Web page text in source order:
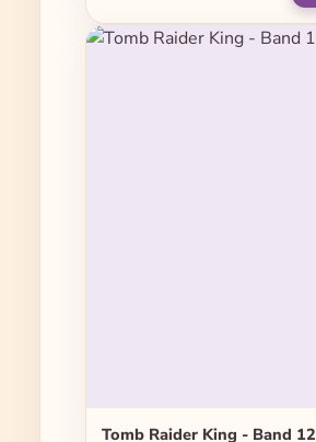
Tomb Raider King - Band 12